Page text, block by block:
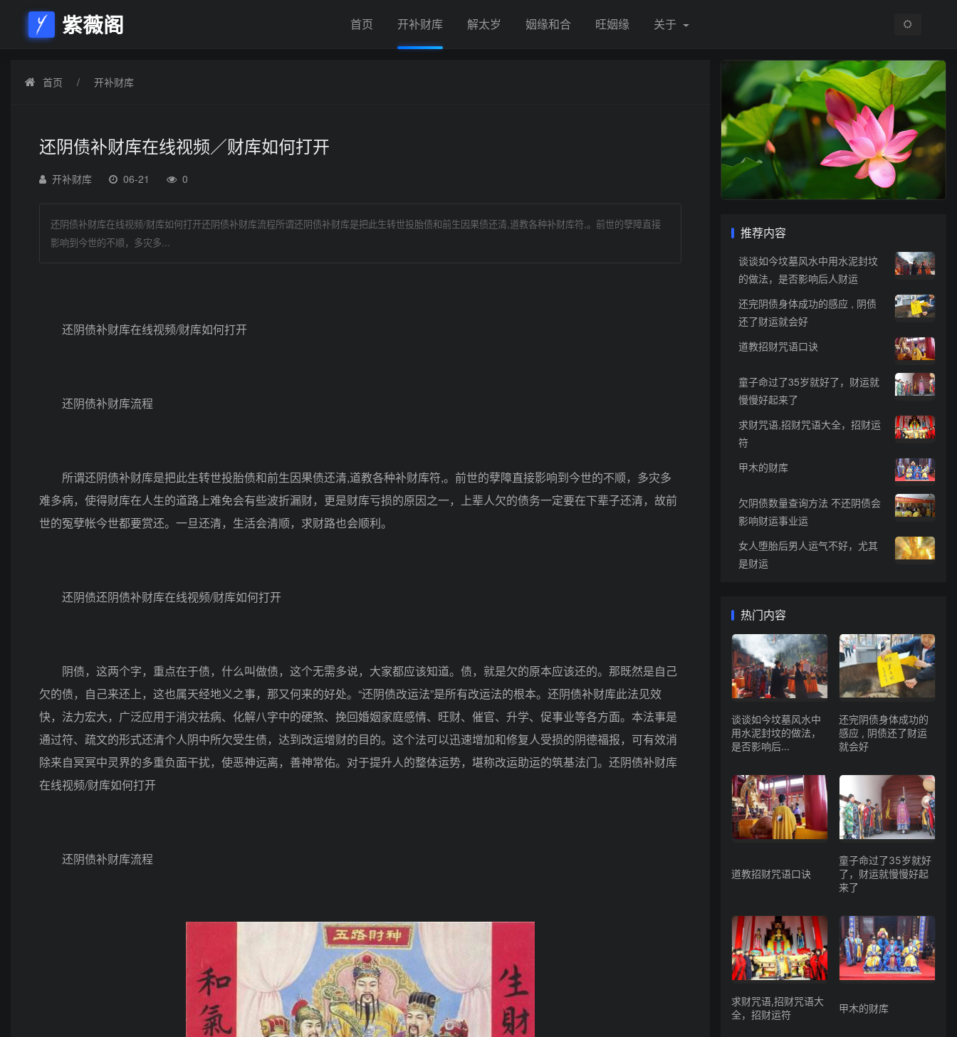
紫薇阁 首页 开补财库 解太岁 姻缘和合 旺姻缘 关于
首页 开补财库
还阴债补财库在线视频／财库如何打开
开补财库 06-21 0
还阴债补财库在线视频/财库如何打开还阴债补财库流程所谓还阴债补财库是把此生转世投胎债和前生因果债还清,道教各种补财库符,。前世的孽障直接
影响到今世的不顺，多灾多...
还阴债补财库在线视频/财库如何打开
还阴债补财库流程
所谓还阴债补财库是把此生转世投胎债和前生因果债还清,道教各种补财库符,。前世的孽障直接影响到今世的不顺，多灾多
难多病，使得财库在人生的道路上难免会有些波折漏财，更是财库亏损的原因之一，上辈人欠的债务一定要在下辈子还清，故前
世的冤孽帐今世都要赏还。一旦还清，生活会清顺，求财路也会顺利。
还阴债还阴债补财库在线视频/财库如何打开
阴债，这两个字，重点在于债，什么叫做债，这个无需多说，大家都应该知道。债，就是欠的原本应该还的。那既然是自己
欠的债，自己来还上，这也属天经地义之事，那又何来的好处。“还阴债改运法”是所有改运法的根本。还阴债补财库此法见效
快，法力宏大，广泛应用于消灾祛病、化解八字中的硬煞、挽回婚姻家庭感情、旺财、催官、升学、促事业等各方面。本法事是
通过符、疏文的形式还清个人阴中所欠受生债，达到改运增财的目的。这个法可以迅速增加和修复人受损的阴德福报，可有效消
除来自冥冥中灵界的多重负面干扰，使恶神远离，善神常佑。对于提升人的整体运势，堪称改运助运的筑基法门。还阴债补财库
在线视频/财库如何打开
还阴债补财库流程
推荐内容
谈谈如今坟墓风水中用水泥封坟
的做法，是否影响后人财运
还完阴债身体成功的感应 , 阴债
还了财运就会好
道教招财咒语口诀
童子命过了35岁就好了，财运就
慢慢好起来了
求财咒语,招财咒语大全，招财运
符
甲木的财库
欠阴债数量查询方法 不还阴债会
影响财运事业运
女人堕胎后男人运气不好，尤其
是财运
热门内容
谈谈如今坟墓风水中
用水泥封坟的做法，
是否影响后...
还完阴债身体成功的
感应 , 阴债还了财运
就会好
道教招财咒语口诀
童子命过了35岁就好
了，财运就慢慢好起
来了
求财咒语,招财咒语大
全，招财运符
甲木的财库